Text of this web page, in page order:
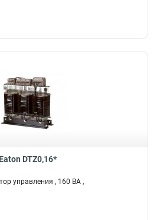
Eaton DTZ0,16*
управления , 160 ВА ,